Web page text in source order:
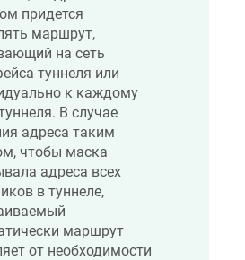
придется
маршрут,
на сеть
туннеля или
к каждому
В случае
адреса таким
чтобы маска
адреса всех
в туннеле,
маршрут
от необходимости